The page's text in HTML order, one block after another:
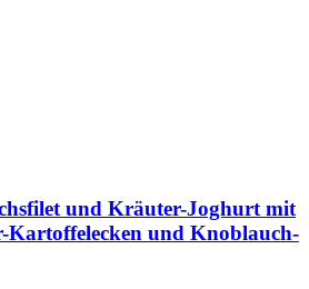
und Kräuter-Joghurt mit
Kartoffelecken und Knoblauch-